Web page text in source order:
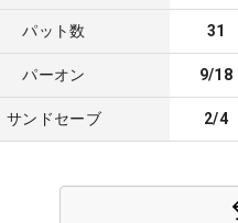
パット数 31
パーオン 9/18
サンドセーブ 2/4